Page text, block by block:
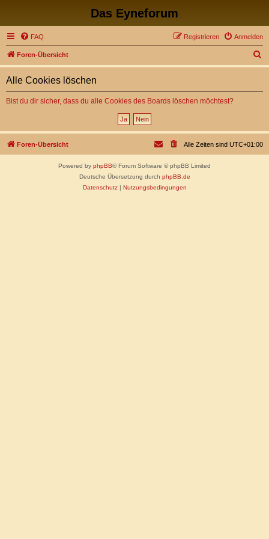
Das Eyneforum
FAQ Anmelden
Registrieren
Foren-Übersicht
u
Alle Cookies löschen
Bist du dir sicher, dass du alle Cookies des Boards löschen möchtest?
Foren-Übersicht Alle Zeiten sind UTC+01:00
Powered by phpBB® Forum Software © phpBB Limited
Deutsche Übersetzung durch phpBB.de
Datenschutz| Nutzungsbedingungen